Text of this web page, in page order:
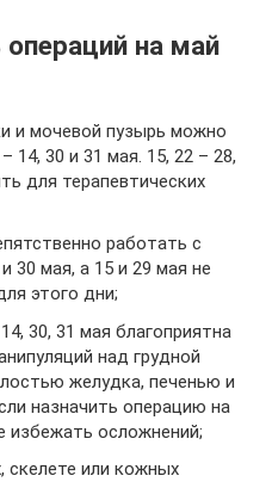
на май
и мочевой пузырь можно
14, 30 и 31 мая. 15, 22 – 28,
для терапевтических
работать с
30 мая, а 15 и 29 мая не
этого дни;
30, 31 мая благоприятна
над грудной
желудка, печенью и
назначить операцию на
избежать осложнений;
скелете или кожных